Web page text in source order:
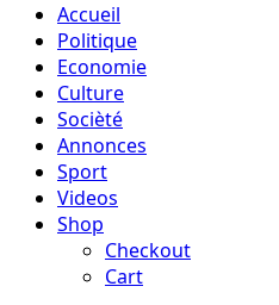
Accueil
Politique
Economie
Culture
Socièté
Annonces
Sport
Videos
Shop
Checkout
Cart